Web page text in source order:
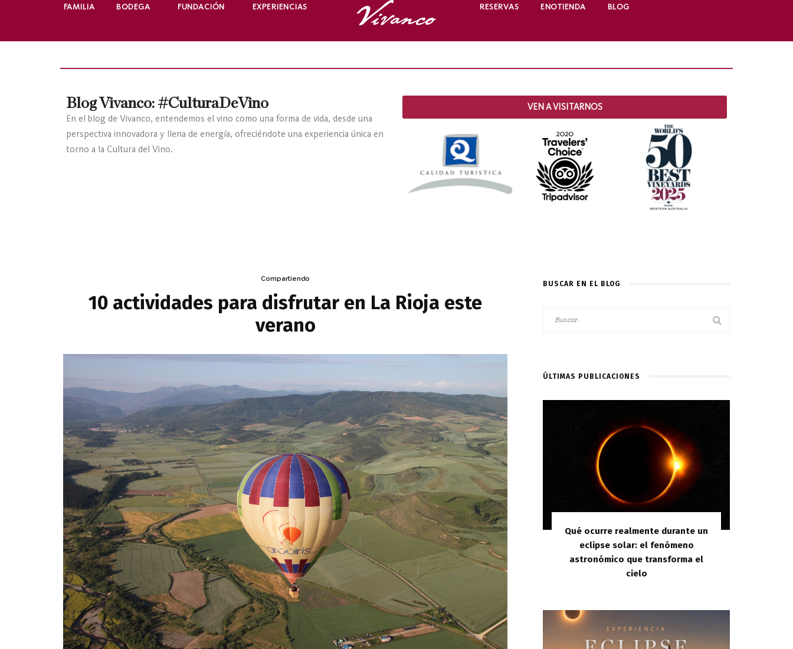
FAMILIA BODEGA FUNDACIÓN EXPERIENCIAS RESERVAS ENOTIENDA BLOG
Blog Vivanco: #CulturaDeVino
En el blog de Vivanco, entendemos el vino como una forma de vida, desde una
perspectiva innovadora y llena de energía, ofreciéndote una experiencia única en
torno a la Cultura del Vino.
VEN A VISITARNOS
Compartiendo
10 actividades para disfrutar en La Rioja este
verano
BUSCAR EN EL BLOG
ÚLTIMAS PUBLICACIONES
Qué ocurre realmente durante un
eclipse solar: el fenómeno
astronómico que transforma el
cielo